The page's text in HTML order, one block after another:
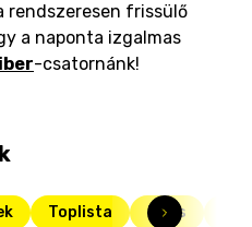
rendszeresen frissülő
a naponta izgalmas
-csatornánk!
Toplista Friss